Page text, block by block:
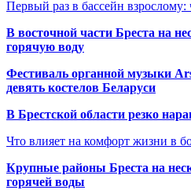
Первый раз в бассейн взрослому:
В восточной части Бреста на
горячую воду
Фестиваль органной музыки
девять костелов Беларуси
В Брестской области резко
Что влияет на комфорт жизни в
Крупные районы Бреста на
горячей воды